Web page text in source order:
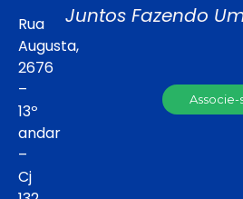
Rua
Augusta,
2676
–
13º
andar
–
Cj
Juntos Fazendo
Associe-